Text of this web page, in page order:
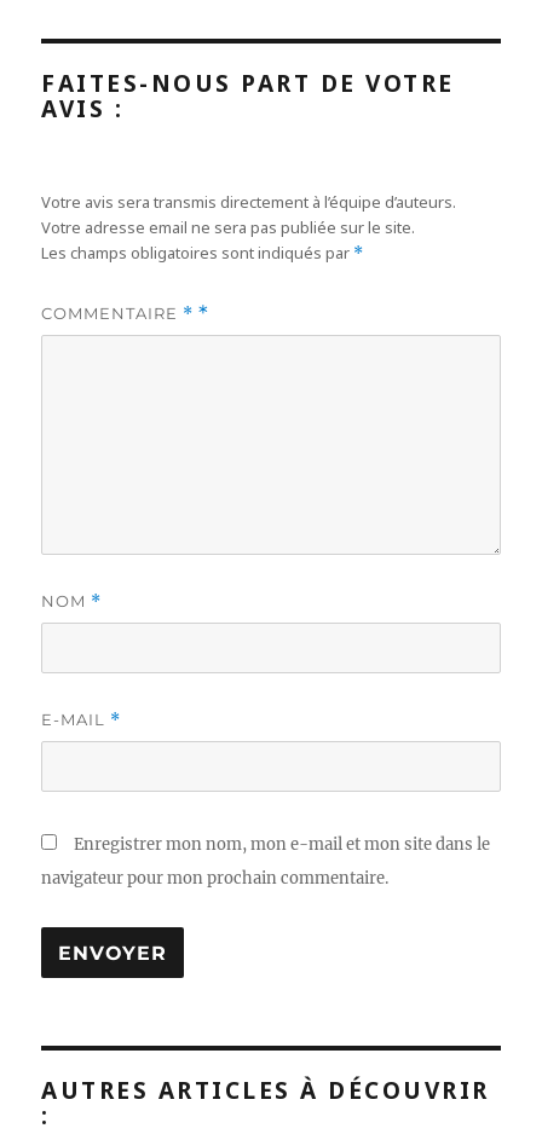
FAITES-NOUS PART DE VOTRE
AVIS :
Votre avis sera transmis directement à l’équipe d’auteurs.
Votre adresse email ne sera pas publiée sur le site.
Les champs obligatoires sont indiqués par *
COMMENTAIRE *
NOM *
E-MAIL *
Enregistrer mon nom, mon e-mail et mon site dans le
navigateur pour mon prochain commentaire.
AUTRES ARTICLES À DÉCOUVRIR
: